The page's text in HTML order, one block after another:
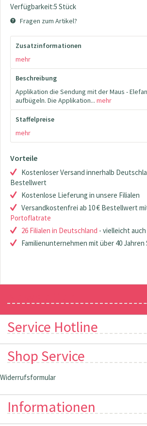
Verfügbarkeit:5 Stück
Fragen zum Artikel?
Zusatzinformationen
mehr
Beschreibung
Applikation die Sendung mit der Maus -
aufbügeln. Die Applikation... mehr
Staffelpreise
mehr
Vorteile
Kostenloser Versand innerhalb
Bestellwert
Kostenlose Lieferung in unsere Filialen
Versandkostenfrei ab 10 € Bestellwert
Portoflatrate
26 Filialen in Deutschland - vielleicht
Familienunternehmen mit über 40
Service Hotline
Shop Service
Widerrufsformular
Informationen